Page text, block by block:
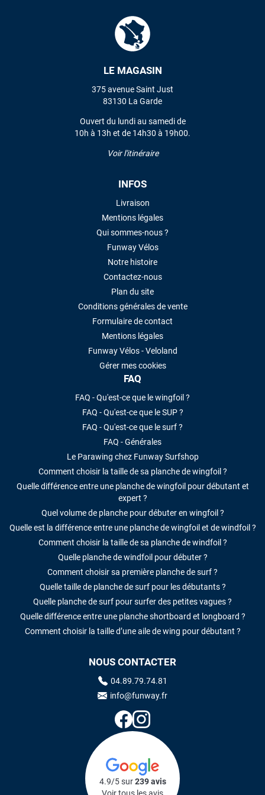
LE MAGASIN
375 avenue Saint Just
83130 La Garde
Ouvert du lundi au samedi de
10h à 13h et de 14h30 à 19h00.
Voir l'itinéraire
INFOS
Livraison
Mentions légales
Qui sommes-nous ?
Funway Vélos
Notre histoire
Contactez-nous
Plan du site
Conditions générales de vente
Formulaire de contact
Mentions légales
Funway Vélos - Veloland
Gérer mes cookies
FAQ
FAQ - Qu'est-ce que le wingfoil ?
FAQ - Qu'est-ce que le SUP ?
FAQ - Qu'est-ce que le surf ?
FAQ - Générales
Le Parawing chez Funway Surfshop
Comment choisir la taille de sa planche de wingfoil ?
Quelle différence entre une planche de wingfoil pour débutant et
expert ?
Quel volume de planche pour débuter en wingfoil ?
Quelle est la différence entre une planche de wingfoil et de windfoil ?
Comment choisir la taille de sa planche de windfoil ?
Quelle planche de windfoil pour débuter ?
Comment choisir sa première planche de surf ?
Quelle taille de planche de surf pour les débutants ?
Quelle planche de surf pour surfer des petites vagues ?
Quelle différence entre une planche shortboard et longboard ?
Comment choisir la taille d’une aile de wing pour débutant ?
NOUS CONTACTER
04.89.79.74.81
info@funway.fr
4.9/5 sur239 avis
VOIR TOUS LES AVIS
LAISSER UN AVIS